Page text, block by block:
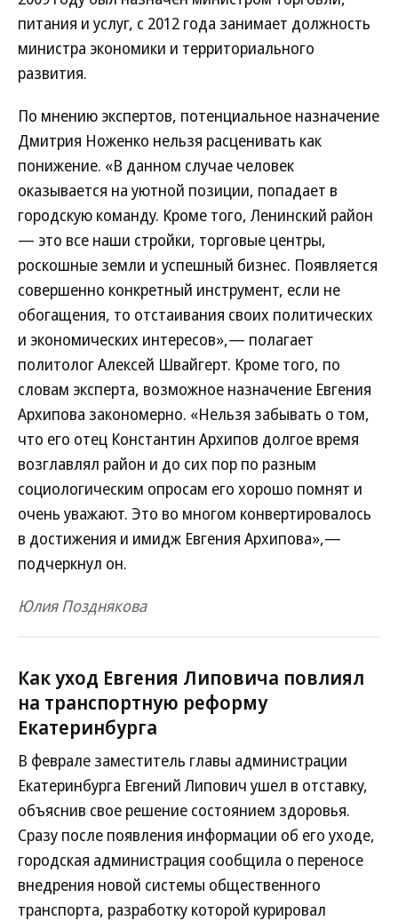
питания и услуг, с 2012 года занимает должность
министра экономики и территориального
развития.
По мнению экспертов, потенциальное назначение
Дмитрия Ноженко нельзя расценивать как
понижение. «В данном случае человек
оказывается на уютной позиции, попадает в
городскую команду. Кроме того, Ленинский район
— это все наши стройки, торговые центры,
роскошные земли и успешный бизнес. Появляется
совершенно конкретный инструмент, если не
обогащения, то отстаивания своих политических
и экономических интересов»,— полагает
политолог Алексей Швайгерт. Кроме того, по
словам эксперта, возможное назначение Евгения
Архипова закономерно. «Нельзя забывать о том,
что его отец Константин Архипов долгое время
возглавлял район и до сих пор по разным
социологическим опросам его хорошо помнят и
очень уважают. Это во многом конвертировалось
в достижения и имидж Евгения Архипова»,—
подчеркнул он.
Юлия Позднякова
Как уход Евгения Липовича повлиял
на транспортную реформу
Екатеринбурга
В феврале заместитель главы администрации
Екатеринбурга Евгений Липович ушел в отставку,
объяснив свое решение состоянием здоровья.
Сразу после появления информации об его уходе,
городская администрация сообщила о переносе
внедрения новой системы общественного
транспорта, разработку которой курировал